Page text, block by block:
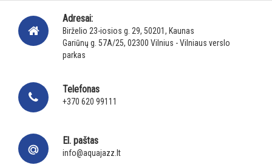
Adresai:
Birželio 23-iosios g. 29, 50201, Kaunas
Gariūnų g. 57A/25, 02300 Vilnius - Vilniaus verslo
parkas
Telefonas
+370 620 99111
El. paštas
info@aquajazz.lt